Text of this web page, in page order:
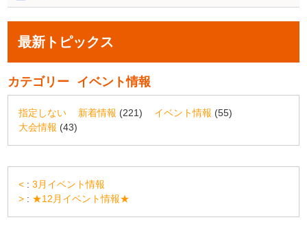
最新トピックス
カテゴリー イベント情報
指定しない 新着情報 (221) イベント情報 (55)
大会情報 (43)
< :3月イベント情報
> : ★12月イベント情報★